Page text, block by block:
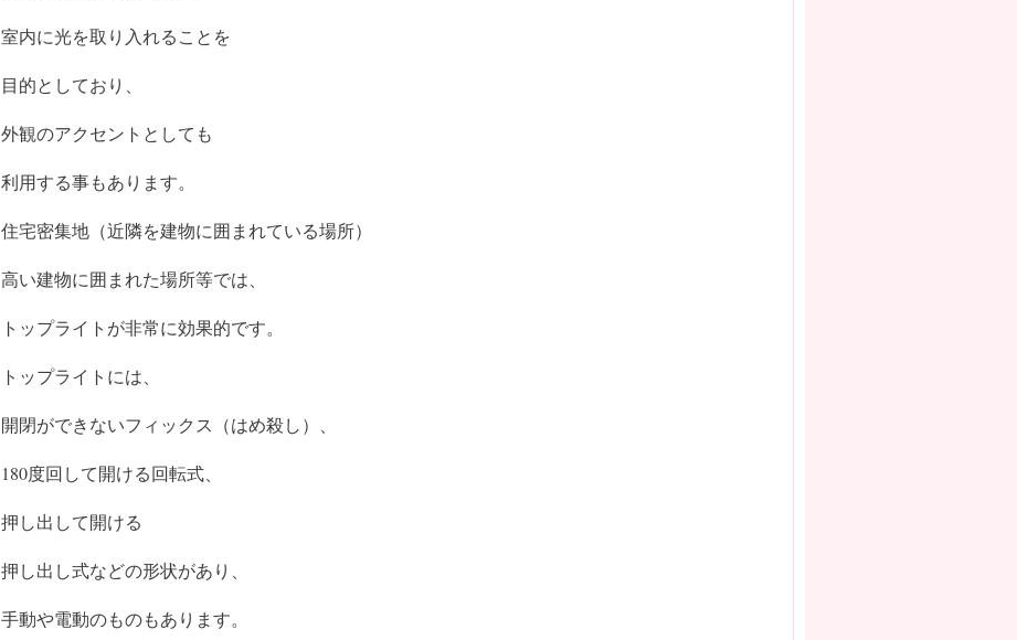
室内に光を取り入れることを
目的としており、
外観のアクセントとしても
利用する事もあります。
住宅密集地（近隣を建物に囲まれている場所）
高い建物に囲まれた場所等では、
トップライトが非常に効果的です。
トップライトには、
開閉ができないフィックス（はめ殺し）、
180度回して開ける回転式、
押し出して開ける
押し出し式などの形状があり、
手動や電動のものもあります​​。